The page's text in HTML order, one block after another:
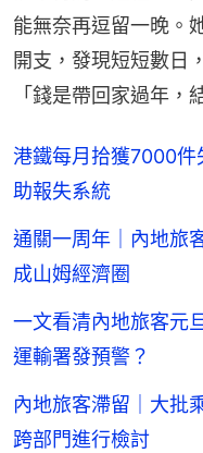
能無奈再逗留一晚。
開支，發現短短數日
「錢是帶回家過年，
港鐵每月拾獲7000
助報失系統
通關一周年｜內地旅
成山姆經濟圈
一文看清內地旅客元
運輸署發預警？
內地旅客滯留｜大批
跨部門進行檢討